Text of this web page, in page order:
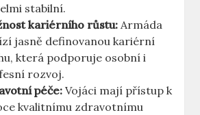
stabilní.
kariérního růstu: Armáda
jasně definovanou kariérní
která podporuje osobní i
rozvoj.
péče: Vojáci mají přístup k
kvalitnímu zdravotnímu